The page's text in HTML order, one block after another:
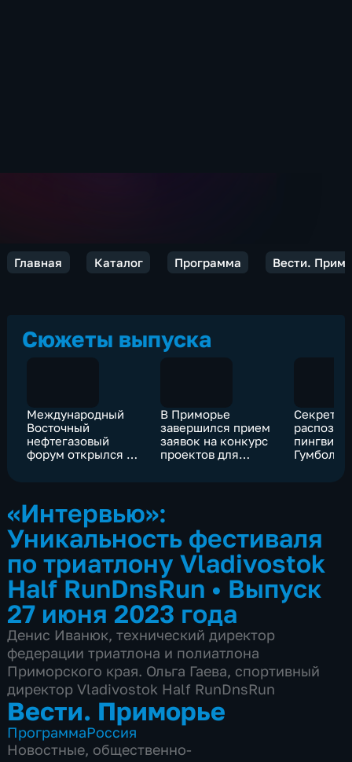
Главная Каталог Программа Вести.
Сюжеты выпуска
Международный
Восточный
нефтегазовый
форум открылся во
В Приморье
завершился прием
заявок на конкурс
проектов для
Секрет
«Интервью»:
Уникальность фестиваля
по триатлону Vladivostok
Half RunDnsRun • Выпуск
27 июня 2023 года
Денис Иванюк, технический директор
федерации триатлона и полиатлона
Приморского края. Ольга Гаева, спортивный
директор Vladivostok Half RunDnsRun
Вести. Приморье
ПрограммаРоссия
Новостные, общественно-